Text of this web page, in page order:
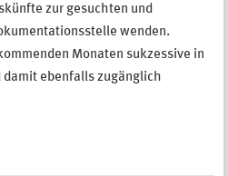
zur gesuchten und
wenden.
Monaten sukzessive in
ebenfalls zugänglich